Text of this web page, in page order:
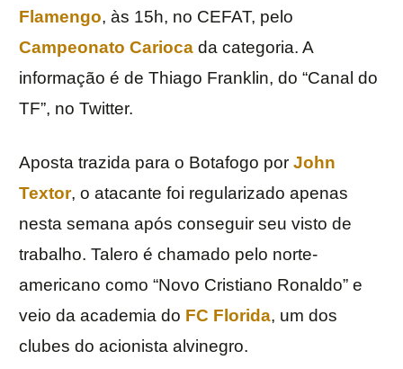
Flamengo, às 15h, no CEFAT, pelo
Campeonato Carioca da categoria. A
informação é de Thiago Franklin, do “Canal do
TF”, no Twitter.
Aposta trazida para o Botafogo por John
Textor, o atacante foi regularizado apenas
nesta semana após conseguir seu visto de
trabalho. Talero é chamado pelo norte-
americano como “Novo Cristiano Ronaldo” e
veio da academia do FC Florida, um dos
clubes do acionista alvinegro.